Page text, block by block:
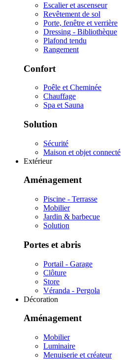
Escalier et ascenseur
Revêtement de sol
Porte, fenêtre et verrière
Dressing - Bibliothèque
Plafond tendu
Rangement
Confort
Poêle et Cheminée
Chauffage
Spa et Sauna
Solution
Sécurité
Maison et objet connecté
Extérieur
Aménagement
Piscine - Terrasse
Mobilier
Jardin & barbecue
Solution
Portes et abris
Portail - Garage
Clôture
Store
Véranda - Pergola
Décoration
Aménagement
Mobilier
Luminaire
Menuiserie et créateur